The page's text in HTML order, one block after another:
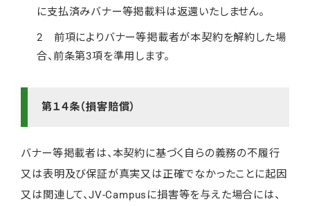
に支払済みバナー等掲載料は返還いたしません。
2 前項によりバナー等掲載者が本契約を解約した場
合、前条第3項を準用します。
第１４条（損害賠償）
バナー等掲載者は、本契約に基づく自らの義務の不履行
又は表明及び保証が真実又は正確でなかったことに起因
又は関連して、JV-Campusに損害等を与えた場合には、